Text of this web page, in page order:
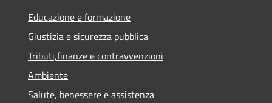
Educazione e formazione
Giustizia e sicurezza pubblica
Tributi,finanze e contravvenzioni
Ambiente
Salute, benessere e assistenza